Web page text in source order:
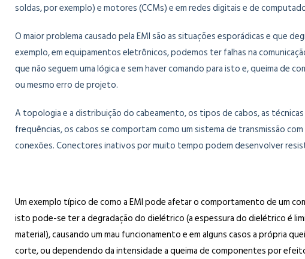
soldas, por exemplo) e motores (CCMs) e em redes digitais e de
O maior problema causado pela EMI são as situações esporádicas e que
exemplo, em equipamentos eletrônicos, podemos ter falhas na
que não seguem uma lógica e sem haver comando para isto e, queima de
ou mesmo erro de projeto.
A topologia e a distribuição do cabeamento, os tipos de cabos, as
frequências, os cabos se comportam como um sistema de transmissão
conexões. Conectores inativos por muito tempo podem desenvolver
Um exemplo típico de como a EMI pode afetar o comportamento de um
isto pode-se ter a degradação do dielétrico (a espessura do dielétrico é
material), causando um mau funcionamento e em alguns casos a própria
corte, ou dependendo da intensidade a queima de componentes por